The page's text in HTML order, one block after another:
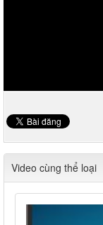
Video cùng thể loại